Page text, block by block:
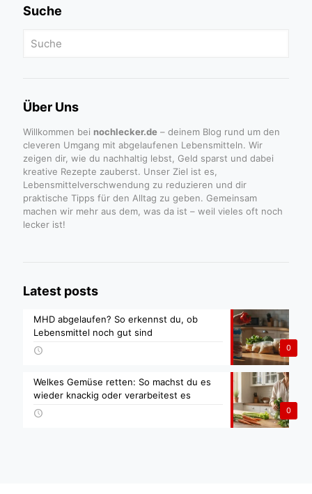
Suche
Über Uns
Willkommen bei nochlecker.de – deinem Blog rund um den
cleveren Umgang mit abgelaufenen Lebensmitteln. Wir
zeigen dir, wie du nachhaltig lebst, Geld sparst und dabei
kreative Rezepte zauberst. Unser Ziel ist es,
Lebensmittelverschwendung zu reduzieren und dir
praktische Tipps für den Alltag zu geben. Gemeinsam
machen wir mehr aus dem, was da ist – weil vieles oft noch
lecker ist!
Latest posts
0
MHD abgelaufen? So erkennst du, ob
Lebensmittel noch gut sind
0
Welkes Gemüse retten: So machst du es
wieder knackig oder verarbeitest es